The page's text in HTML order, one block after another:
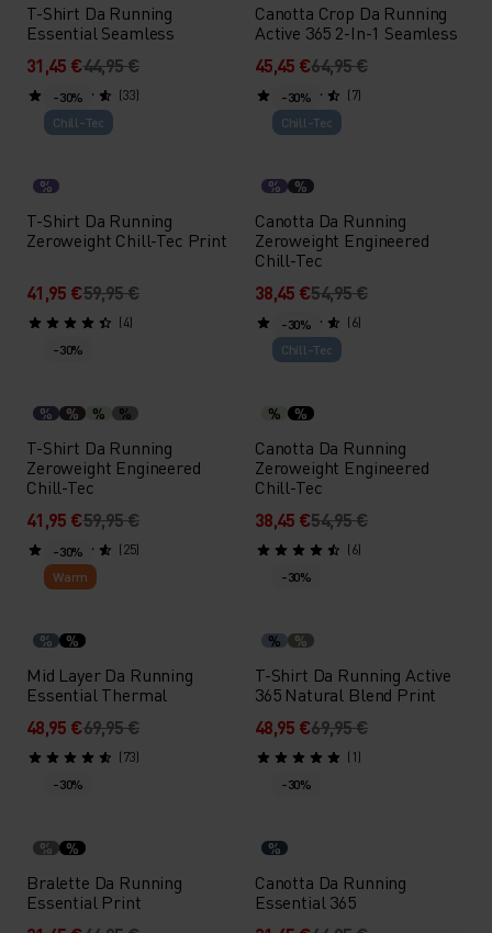
T-Shirt Da Running
Essential Seamless
31,45 €44,95 €
(33)
Canotta Crop Da Running
Active 365 2-In-1 Seamless
45,45 €64,95 €
(7)
-30%
Chill-Tec
%
T-Shirt Da Running
Zeroweight Chill-Tec Print
41,95 €59,95 €
(4)
-30%
Chill-Tec
% %
Canotta Da Running
Zeroweight Engineered
Chill-Tec
38,45 €54,95 €
(6)
-30%
% % % %
T-Shirt Da Running
Zeroweight Engineered
Chill-Tec
41,95 €59,95 €
(25)
-30%
Chill-Tec
% %
Canotta Da Running
Zeroweight Engineered
Chill-Tec
38,45 €54,95 €
(6)
-30%
Warm
% %
Mid Layer Da Running
Essential Thermal
48,95 €69,95 €
(73)
-30%
% %
T-Shirt Da Running Active
365 Natural Blend Print
48,95 €69,95 €
(1)
-30%
% %
Bralette Da Running
Essential Print
-30%
%
Canotta Da Running
Essential 365